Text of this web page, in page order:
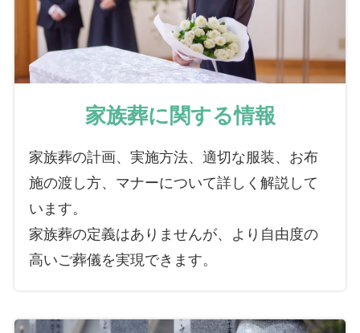
家族葬に関する情報
家族葬の計画、実施方法、適切な服装、お布
施の渡し方、マナーについて詳しく解説して
います。
家族葬の定義はありませんが、より自由度の
高いご葬儀を実現できます。